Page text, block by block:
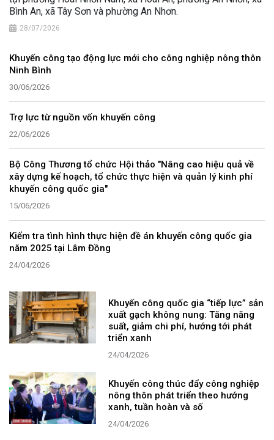
Bình An, xã Tây Sơn và phường An Nhơn.
28/07/2026
Khuyến công tạo động lực mới cho công nghiệp nông thôn
Ninh Bình
30/06/2026
Trợ lực từ nguồn vốn khuyến công
22/06/2026
Bộ Công Thương tổ chức Hội thảo "Nâng cao hiệu quả về
xây dựng kế hoạch, tổ chức thực hiện và quản lý kinh phí
khuyến công quốc gia"
15/06/2026
Kiểm tra tình hình thực hiện đề án khuyến công quốc gia
năm 2025 tại Lâm Đồng
24/04/2026
Khuyến công quốc gia “tiếp lực” sản
xuất gạch không nung: Tăng năng
suất, giảm chi phí, hướng tới phát
triển xanh
24/04/2026
Khuyến công thúc đẩy công nghiệp
nông thôn phát triển theo hướng
xanh, tuần hoàn và số
24/04/2026